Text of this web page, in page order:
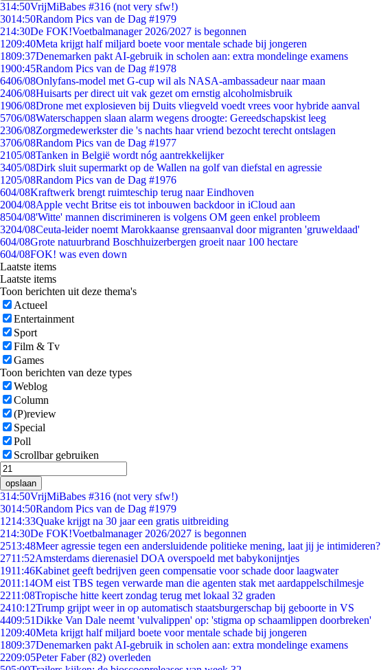
314:50VrijMiBabes #316 (not very sfw!)
3014:50Random Pics van de Dag #1979
214:30De FOK!Voetbalmanager 2026/2027 is begonnen
1209:40Meta krijgt half miljard boete voor mentale schade bij jongeren
1809:37Denemarken pakt AI-gebruik in scholen aan: extra mondelinge examens
1900:45Random Pics van de Dag #1978
6406/08Onlyfans-model met G-cup wil als NASA-ambassadeur naar maan
2406/08Huisarts per direct uit vak gezet om ernstig alcoholmisbruik
1906/08Drone met explosieven bij Duits vliegveld voedt vrees voor hybride aanval
5706/08Waterschappen slaan alarm wegens droogte: Gereedschapskist leeg
2306/08Zorgmedewerkster die 's nachts haar vriend bezocht terecht ontslagen
3706/08Random Pics van de Dag #1977
2105/08Tanken in België wordt nóg aantrekkelijker
3405/08Dirk sluit supermarkt op de Wallen na golf van diefstal en agressie
1205/08Random Pics van de Dag #1976
604/08Kraftwerk brengt ruimteschip terug naar Eindhoven
2004/08Apple vecht Britse eis tot inbouwen backdoor in iCloud aan
8504/08'Witte' mannen discrimineren is volgens OM geen enkel probleem
3204/08Ceuta-leider noemt Marokkaanse grensaanval door migranten 'gruweldaad'
604/08Grote natuurbrand Boschhuizerbergen groeit naar 100 hectare
604/08FOK! was even down
Laatste items
Laatste items
Toon berichten uit deze thema's
Actueel
Entertainment
Sport
Film & Tv
Games
Toon berichten van deze types
Weblog
Column
(P)review
Special
Poll
Scrollbar gebruiken
opslaan
314:50VrijMiBabes #316 (not very sfw!)
3014:50Random Pics van de Dag #1979
1214:33Quake krijgt na 30 jaar een gratis uitbreiding
214:30De FOK!Voetbalmanager 2026/2027 is begonnen
2513:48Meer agressie tegen een andersluidende politieke mening, laat jij je intimideren?
2711:52Amsterdams dierenasiel DOA overspoeld met babykonijntjes
1911:46Kabinet geeft bedrijven geen compensatie voor schade door laagwater
2011:14OM eist TBS tegen verwarde man die agenten stak met aardappelschilmesje
2211:08Tropische hitte keert zondag terug met lokaal 32 graden
2410:12Trump grijpt weer in op automatisch staatsburgerschap bij geboorte in VS
4409:51Dikke Van Dale neemt 'vulvalippen' op: 'stigma op schaamlippen doorbreken'
1209:40Meta krijgt half miljard boete voor mentale schade bij jongeren
1809:37Denemarken pakt AI-gebruik in scholen aan: extra mondelinge examens
2209:05Peter Faber (82) overleden